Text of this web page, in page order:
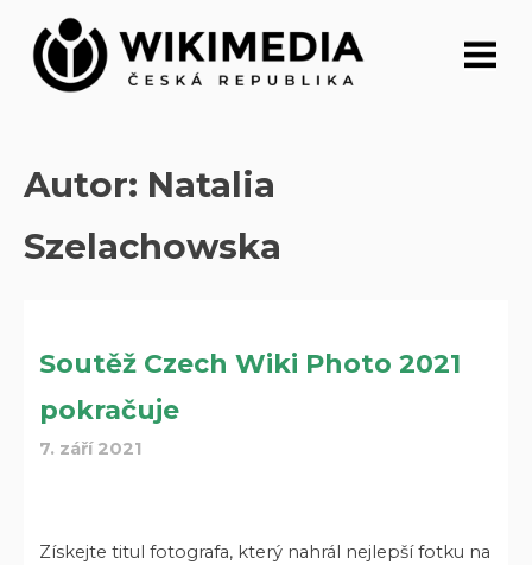
Přeskočit
obsah
Autor: Natalia
Szelachowska
Soutěž Czech Wiki Photo 2021
pokračuje
7. září 2021
Získejte titul fotografa, který nahrál nejlepší fotku na